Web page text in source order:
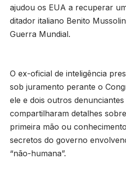
ajudou os EUA a recuperar
ditador italiano Benito
Guerra Mundial.
O ex-oficial de inteligência
sob juramento perante o
ele e dois outros denunciantes
compartilharam detalhes
primeira mão ou
secretos do governo
“não-humana”.